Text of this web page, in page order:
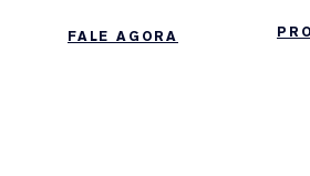
FALE AGORA